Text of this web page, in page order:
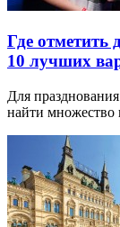
Где отметить
10 лучших
Для
найти